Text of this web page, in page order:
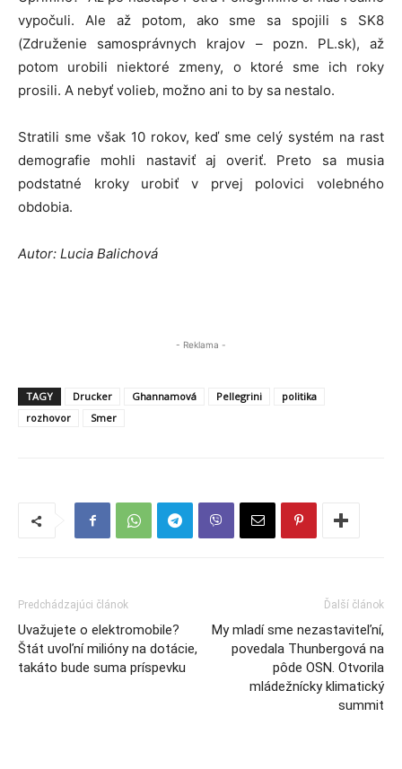
vypočuli. Ale až potom, ako sme sa spojili s SK8
(Združenie samosprávnych krajov – pozn. PL.sk), až
potom urobili niektoré zmeny, o ktoré sme ich roky
prosili. A nebyť volieb, možno ani to by sa nestalo.
Stratili sme však 10 rokov, keď sme celý systém na rast
demografie mohli nastaviť aj overiť. Preto sa musia
podstatné kroky urobiť v prvej polovici volebného
obdobia.
Autor: Lucia Balichová
- Reklama -
TAGY Drucker Ghannamová Pellegrini
politika
rozhovor
Smer
Predchádzajúci článok
Uvažujete o elektromobile?
Štát uvoľní milióny na dotácie,
takáto bude suma príspevku
Ďalší článok
My mladí sme nezastaviteľní,
povedala Thunbergová na
pôde OSN. Otvorila
mládežnícky klimatický
summit